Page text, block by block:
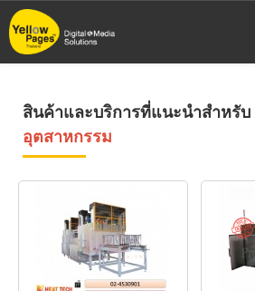
ข้าม
ไป
สินค้าและบริการที่แนะนำสำหรับ
อุตสาหกรรม